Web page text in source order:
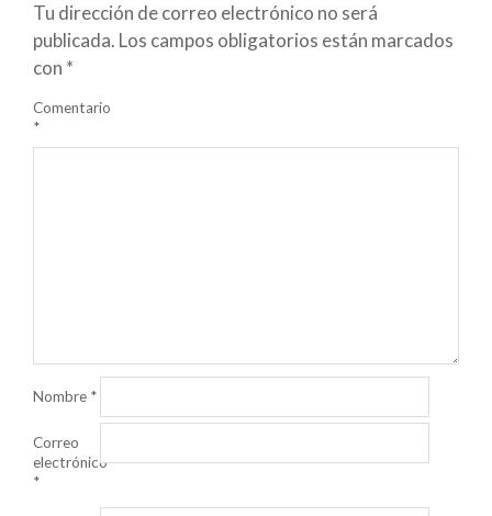
Tu dirección de correo electrónico no será
publicada. Los campos obligatorios están marcados
con *
Comentario
*
Nombre *
Correo
electrónico
*